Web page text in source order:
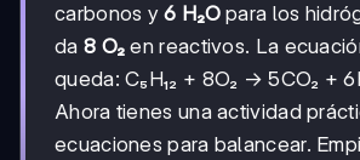
carbonos y6 H₂Opara los
da 8 O₂ en reactivos. La
queda: C₅H₁₂ + 8O₂ → 5CO₂ +
Ahora tienes una actividad
ecuaciones para balancear.